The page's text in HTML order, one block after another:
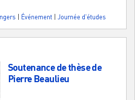
Événement Journée d'études
Soutenance de thèse de
Pierre Beaulieu